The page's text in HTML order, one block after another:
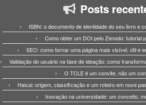
Posts
ISBN: o documento de identidade do seu livro e
Como obter um DOI pelo Zenodo: tutorial
SEO: como tornar uma página mais visível, útil e
Validação do usuário na fase de ideação: como
O TCLE é um convite, não um
Haicai: origem, classificação e um roteiro em nove
Inovação na universidade: um conceito,